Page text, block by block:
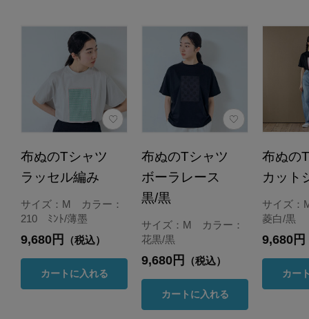
布ぬのTシャツ
ラッセル編み
サイズ：M カラー：
210 ﾐﾝﾄ/薄墨
9,680円 （税込）
カートに入れる
布ぬのTシャツ
ボーラレース
黒/黒
サイズ：M カラー：
花黒/黒
9,680円 （税込）
カートに入れる
布ぬ
カット
サイズ
菱白/黒
9,680円
カー